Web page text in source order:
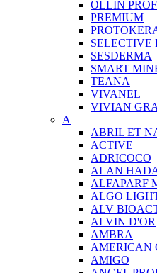
OLLIN
PREMIUM
SELECTIVE
SESDERMA
SMART
TEANA
VIVANEL
VIVIAN
A
ABRIL ET
ACTIVE
ADRICOCO
ALAN
ALFAPARF
ALGO
ALV
ALVIN D'OR
AMBRA
AMERICAN
AMIGO